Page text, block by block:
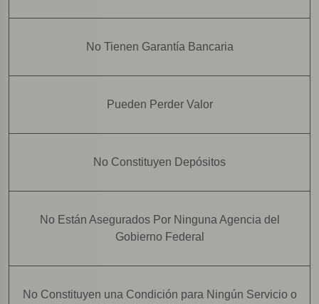
No Tienen Garantía Bancaria
Pueden Perder Valor
No Constituyen Depósitos
No Están Asegurados Por Ninguna Agencia del
Gobierno Federal
No Constituyen una Condición para Ningún Servicio o